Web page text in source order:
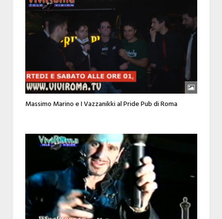
Massimo Marino e I Vazzanikki al Pride Pub di Roma